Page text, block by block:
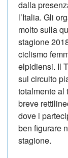
dalla
l’Italia. Gli
molto sulla
stagione
ciclismo
elpidiensi. Il
sul circuito
totalmente al
breve
dove i
ben figurare
stagione.